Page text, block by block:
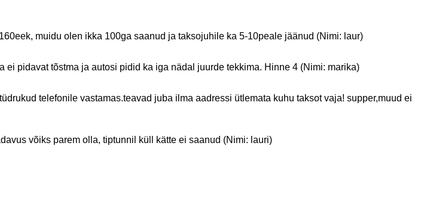
muidu olen ikka 100ga saanud ja taksojuhile ka 5-10peale jäänud (Nimi: laur)
pidavat tõstma ja autosi pidid ka iga nädal juurde tekkima. Hinne 4 (Nimi: marika)
telefonile vastamas.teavad juba ilma aadressi ütlemata kuhu taksot vaja! supper,muud ei
võiks parem olla, tiptunnil küll kätte ei saanud (Nimi: lauri)